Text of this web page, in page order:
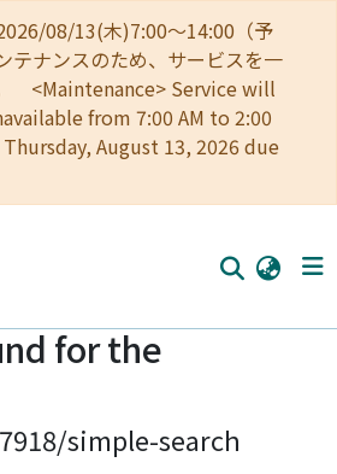
08/13(木)7:00～14:00（予
テナンスのため、サービスを一
<Maintenance> Service will
from 7:00 AM to 2:00
August 13, 2026 due
for the
simple-search